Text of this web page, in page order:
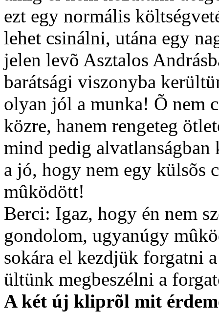
ezt egy normális
lehet csinálni, utána egy
jelen levõ Asztalos
barátsági viszonyba
olyan jól a munka! Õ nem
közre, hanem rengeteg
mind pedig
a jó, hogy nem egy külsõs
mûködött!
Berci: Igaz, hogy én nem
gondolom, ugyanúgy
sokára el kezdjük forgatni
ültünk megbeszélni a
A két új kliprõl mit